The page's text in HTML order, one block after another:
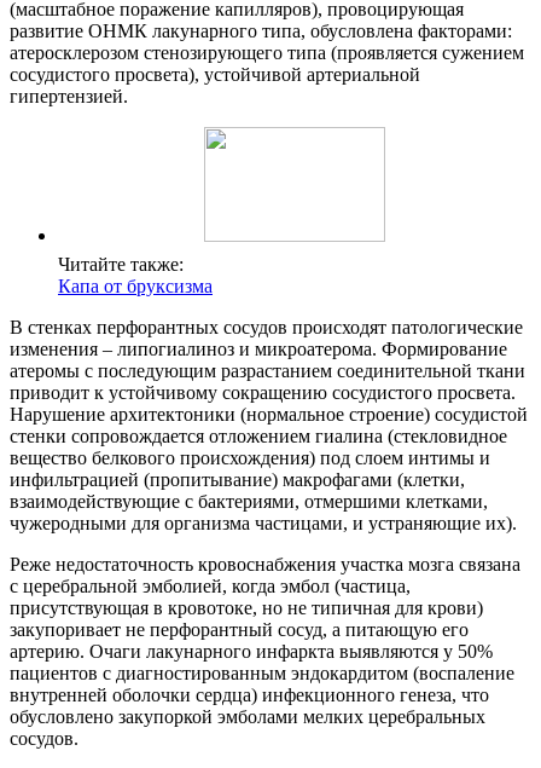
(масштабное поражение капилляров), провоцирующая
развитие ОНМК лакунарного типа, обусловлена факторами:
атеросклерозом стенозирующего типа (проявляется сужением
сосудистого просвета), устойчивой артериальной
гипертензией.
Читайте также:
Капа от бруксизма
В стенках перфорантных сосудов происходят патологические
изменения – липогиалиноз и микроатерома. Формирование
атеромы с последующим разрастанием соединительной ткани
приводит к устойчивому сокращению сосудистого просвета.
Нарушение архитектоники (нормальное строение) сосудистой
стенки сопровождается отложением гиалина (стекловидное
вещество белкового происхождения) под слоем интимы и
инфильтрацией (пропитывание) макрофагами (клетки,
взаимодействующие с бактериями, отмершими клетками,
чужеродными для организма частицами, и устраняющие их).
Реже недостаточность кровоснабжения участка мозга связана
с церебральной эмболией, когда эмбол (частица,
присутствующая в кровотоке, но не типичная для крови)
закупоривает не перфорантный сосуд, а питающую его
артерию. Очаги лакунарного инфаркта выявляются у 50%
пациентов с диагностированным эндокардитом (воспаление
внутренней оболочки сердца) инфекционного генеза, что
обусловлено закупоркой эмболами мелких церебральных
сосудов.